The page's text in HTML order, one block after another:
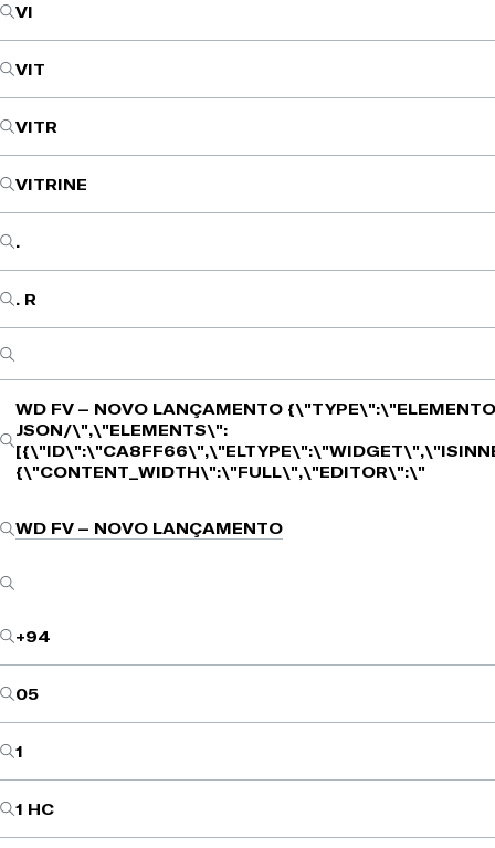
VI
VIT
VITR
VITRINE
.
. R
WD FV – NOVO LANÇAMENTO
JSON/\",\"ELEMENTS\":
{\"CONTENT_WIDTH\":\"FULL\",\"EDITOR\":\"
WD FV – NOVO LANÇAMENTO
+94
05
1
1 HC